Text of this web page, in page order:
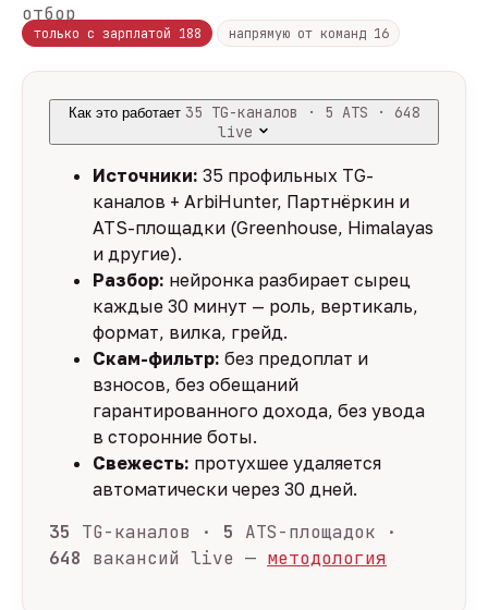
отбор
только с зарплатой 188 напрямую от команд 16
Как это работает 35 TG-каналов · 5 ATS · 648
live
Источники: 35 профильных TG-
каналов + ArbiHunter, Партнёркин и
ATS-площадки (Greenhouse, Himalayas
и другие).
Разбор: нейронка разбирает сырец
каждые 30 минут — роль, вертикаль,
формат, вилка, грейд.
Скам-фильтр: без предоплат и
взносов, без обещаний
гарантированного дохода, без увода
в сторонние боты.
Свежесть: протухшее удаляется
автоматически через 30 дней.
35 TG-каналов · 5 ATS-площадок ·
648 вакансий live — методология